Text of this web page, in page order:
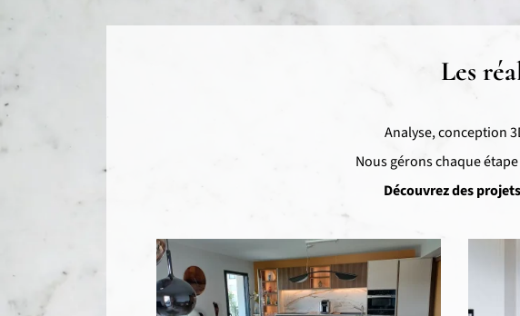
Les
Analyse, conception
Nous gérons chaque
Découvrez des